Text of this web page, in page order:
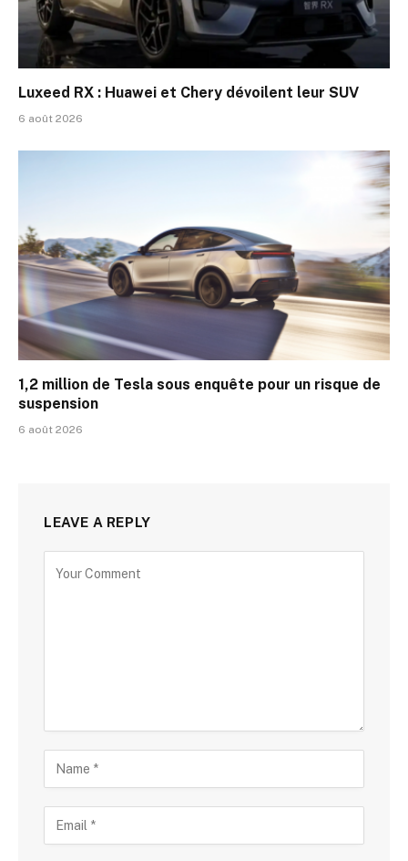
Luxeed RX : Huawei et Chery dévoilent leur SUV
6 août 2026
1,2 million de Tesla sous enquête pour un risque de
suspension
6 août 2026
LEAVE A REPLY